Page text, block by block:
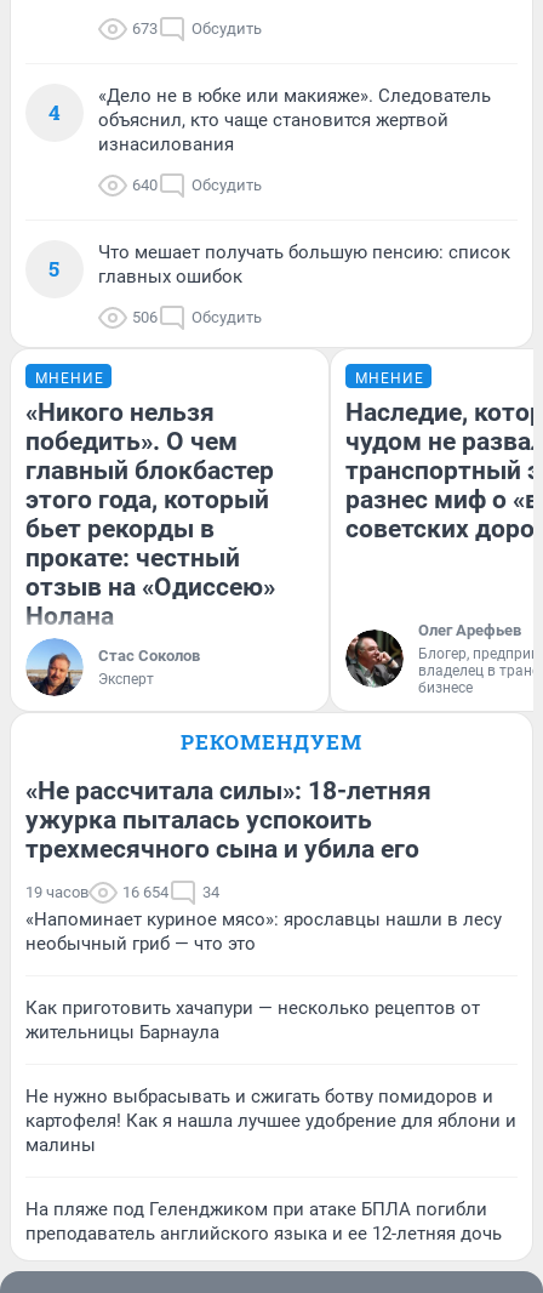
673 Обсудить
4
«Дело не в юбке или макияже». Следователь
объяснил, кто чаще становится жертвой
изнасилования
640 Обсудить
5
Что мешает получать большую пенсию: список
главных ошибок
506 Обсудить
МНЕНИЕ
«Никого нельзя
победить». О чем
главный блокбастер
этого года, который
бьет рекорды в
прокате: честный
отзыв на «Одиссею»
Нолана
Стас Соколов
Эксперт
МНЕНИЕ
Наследие,
чудом не
транспортный
разнес миф о
советских
Олег Арефьев
Блогер,
владелец в
бизнесе
РЕКОМЕНДУЕМ
«Не рассчитала силы»: 18-летняя
ужурка пыталась успокоить
трехмесячного сына и убила его
19 часов 16 654 34
«Напоминает куриное мясо»: ярославцы нашли в лесу
необычный гриб — что это
Как приготовить хачапури — несколько рецептов от
жительницы Барнаула
Не нужно выбрасывать и сжигать ботву помидоров и
картофеля! Как я нашла лучшее удобрение для яблони и
малины
На пляже под Геленджиком при атаке БПЛА погибли
преподаватель английского языка и ее 12-летняя дочь